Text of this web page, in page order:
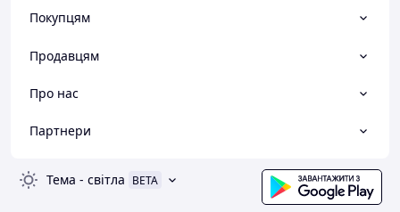
Покупцям
Продавцям
Про нас
Партнери
Тема - світла BETA